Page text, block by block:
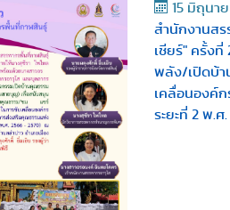
15 มิถุนา
สำนักงานส
เชียร์" ครั้ง
พลัง/เปิดบ้า
เคลื่อนองค์
ระยะที่ 2 พ.ศ